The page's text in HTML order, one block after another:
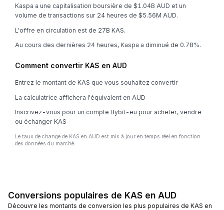
Kaspa a une capitalisation boursière de $1.04B AUD et un
volume de transactions sur 24 heures de $5.56M AUD.
L'offre en circulation est de 27B KAS.
Au cours des dernières 24 heures, Kaspa a diminué de 0.78%.
Comment convertir KAS en AUD
Entrez le montant de KAS que vous souhaitez convertir
La calculatrice affichera l'équivalent en AUD
Inscrivez-vous pour un compte Bybit-eu pour acheter, vendre
ou échanger KAS
Le taux de change de KAS en AUD est mis à jour en temps réel en fonction
des données du marché.
Conversions populaires de KAS en AUD
Découvre les montants de conversion les plus populaires de KAS en